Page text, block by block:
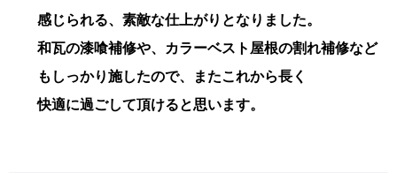
感じられる、素敵な仕上がりとなりました。
和瓦の漆喰補修や、カラーベスト屋根の割れ補修など
もしっかり施したので、またこれから長く
快適に過ごして頂けると思います。